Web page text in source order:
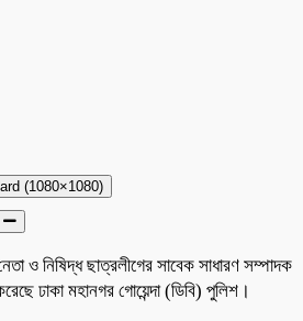
(1080×1080)
ও নিষিদ্ধ ছাত্রলীগের সাবেক সাধারণ সম্পাদক
ঢাকা মহানগর গোয়েন্দা (ডিবি) পুলিশ।